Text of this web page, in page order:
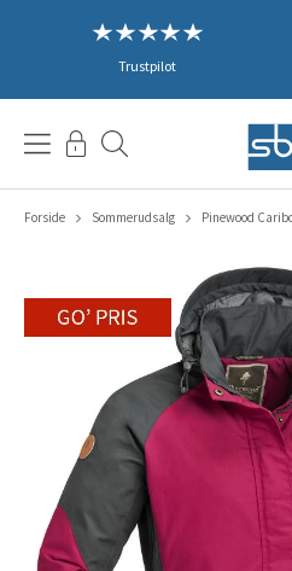
Trustpilot
Forside Sommerudsalg Pinewood